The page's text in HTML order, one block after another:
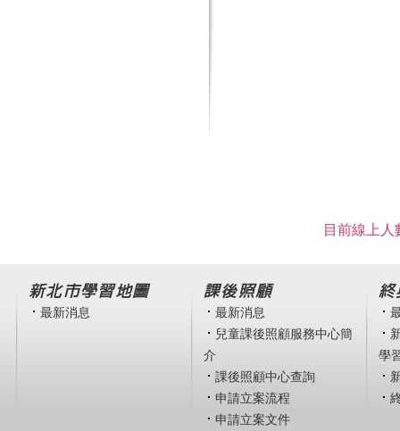
目前線上
新北市學習地圖
最新消息
課後照顧
最新消息
兒童課後照顧服務中心簡
介
課後照顧中心查詢
申請立案流程
申請立案文件
終
學